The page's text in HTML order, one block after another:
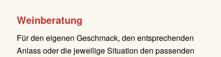
Weinberatung
Für den eigenen Geschmack, den entsprechenden
Anlass oder die jeweilige Situation den passenden